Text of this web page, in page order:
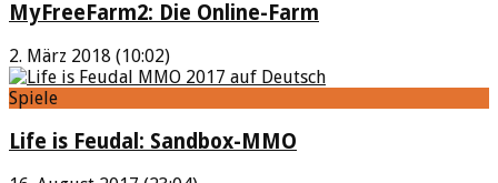
MyFreeFarm2: Die Online-Farm
2. März 2018 (10:02)
Spiele
Life is Feudal: Sandbox-MMO